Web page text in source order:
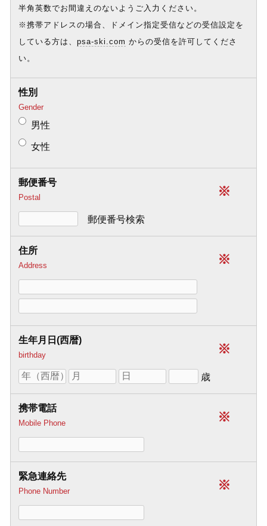
半角英数でお間違えのないようご入力ください。
※携帯アドレスの場合、ドメイン指定受信などの受信設定を
している方は、 psa-ski.com からの受信を許可してくださ
い。
性別
Gender
男性
女性
※
郵便番号
Postal
郵便番号検索
※
住所
Address
※
生年月日(西暦)
birthday
歳
※
携帯電話
Mobile Phone
※
緊急連絡先
Phone Number